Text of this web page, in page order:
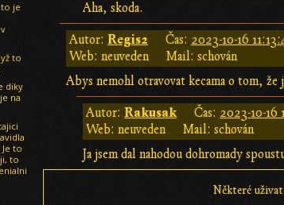
Aha, skoda.
Autor:Regis2 Čas: 2023-10-16
Web: neuveden
Mail: schován
Abys nemohl otravovat kecama o tom,
Autor:Rakusak Čas: 2023-10-16
Web: neuveden
Mail: schován
Ja jsem dal nahodou dohromady
Některé
je
to
diky
na
to
to